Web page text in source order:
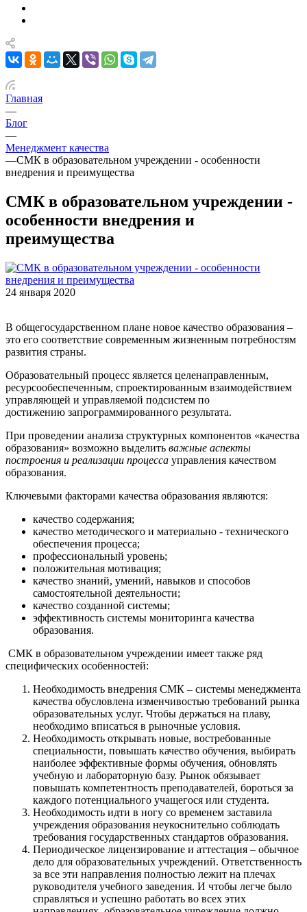
Главная
—
Блог
—
Менеджмент качества
—СМК в образовательном учреждении - особенности
внедрения и преимущества
СМК в образовательном учреждении -
особенности внедрения и
преимущества
24 января 2020
В общегосударственном плане новое качество образования –
это его соответствие современным жизненным потребностям
развития страны.
Образовательный процесс является целенаправленным,
ресурсообеспеченным, спроектированным взаимодействием
управляющей и управляемой подсистем по
достижению запрограммированного результата.
При проведении анализа структурных компонентов «качества
образования» возможно выделить важные аспекты
построения и реализации процесса управления качеством
образования.
Ключевыми факторами качества образования являются:
качество содержания;
качество методического и материально - технического
обеспечения процесса;
профессиональный уровень;
положительная мотивация;
качество знаний, умений, навыков и способов
самостоятельной деятельности;
качество созданной системы;
эффективность системы мониторинга качества
образования.
СМК в образовательном учреждении имеет также ряд
специфических особенностей:
Необходимость внедрения СМК – системы менеджмента
качества обусловлена изменчивостью требований рынка
образовательных услуг. Чтобы держаться на плаву,
необходимо вписаться в рыночные условия.
Необходимость открывать новые, востребованные
специальности, повышать качество обучения, выбирать
наиболее эффективные формы обучения, обновлять
учебную и лабораторную базу. Рынок обязывает
повышать компетентность преподавателей, бороться за
каждого потенциального учащегося или студента.
Необходимость идти в ногу со временем заставила
учреждения образования неукоснительно соблюдать
требования государственных стандартов образования.
Периодическое лицензирование и аттестация – обычное
дело для образовательных учреждений. Ответственность
за все эти направления полностью лежит на плечах
руководителя учебного заведения. И чтобы легче было
справляться и успешно работать во всех этих